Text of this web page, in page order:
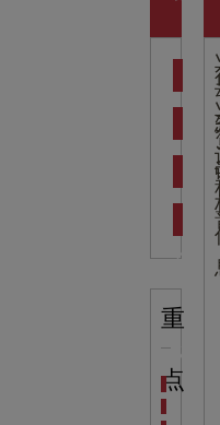
心
NEWS
重
点海洋